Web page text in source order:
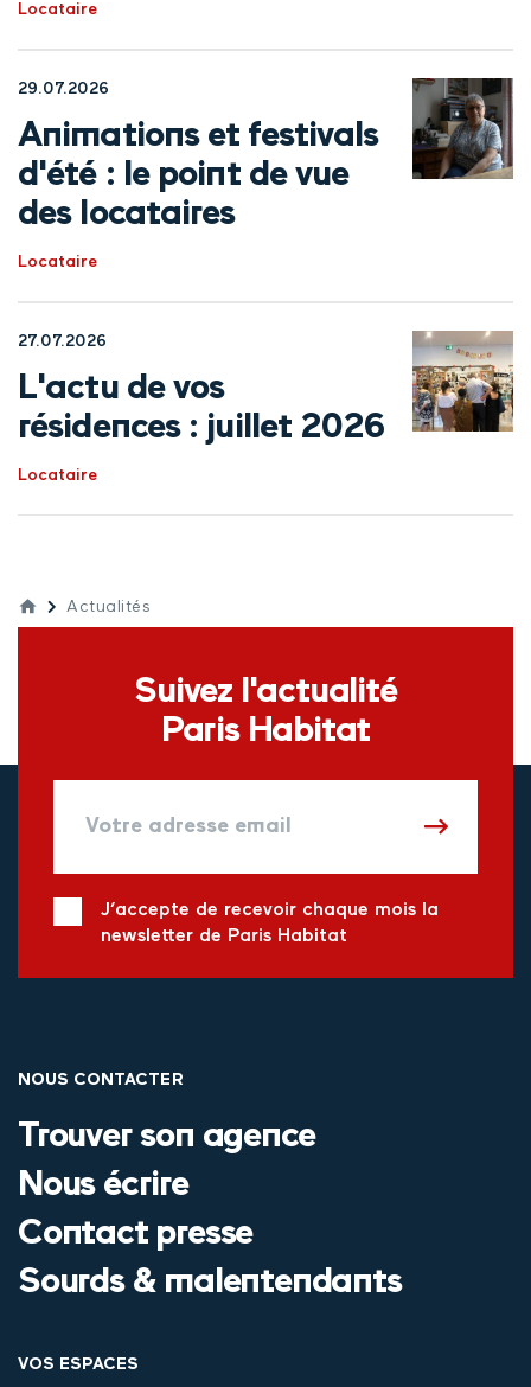
Locataire
29.07.2026
Animations et festivals
d'été : le point de vue
des locataires
Locataire
27.07.2026
L'actu de vos
résidences : juillet 2026
Locataire
Actualités
Suivez l'actualité
Paris Habitat
J’accepte de recevoir chaque mois la
newsletter de Paris Habitat
NOUS CONTACTER
Trouver son agence
Nous écrire
Contact presse
Sourds & malentendants
VOS ESPACES